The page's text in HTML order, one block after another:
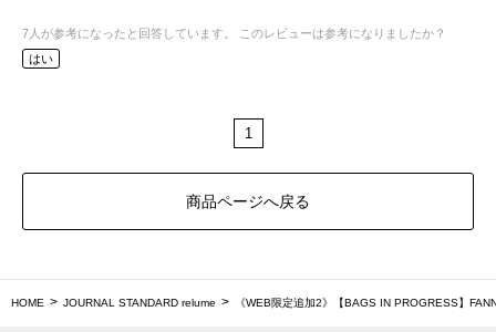
7 人が参考になったと回答しています。
このレビューは参考になりましたか？
はい
1
商品ページへ戻る
HOME JOURNAL STANDARD relume 《WEB限定追加2》【BAGS IN PROGRESS】